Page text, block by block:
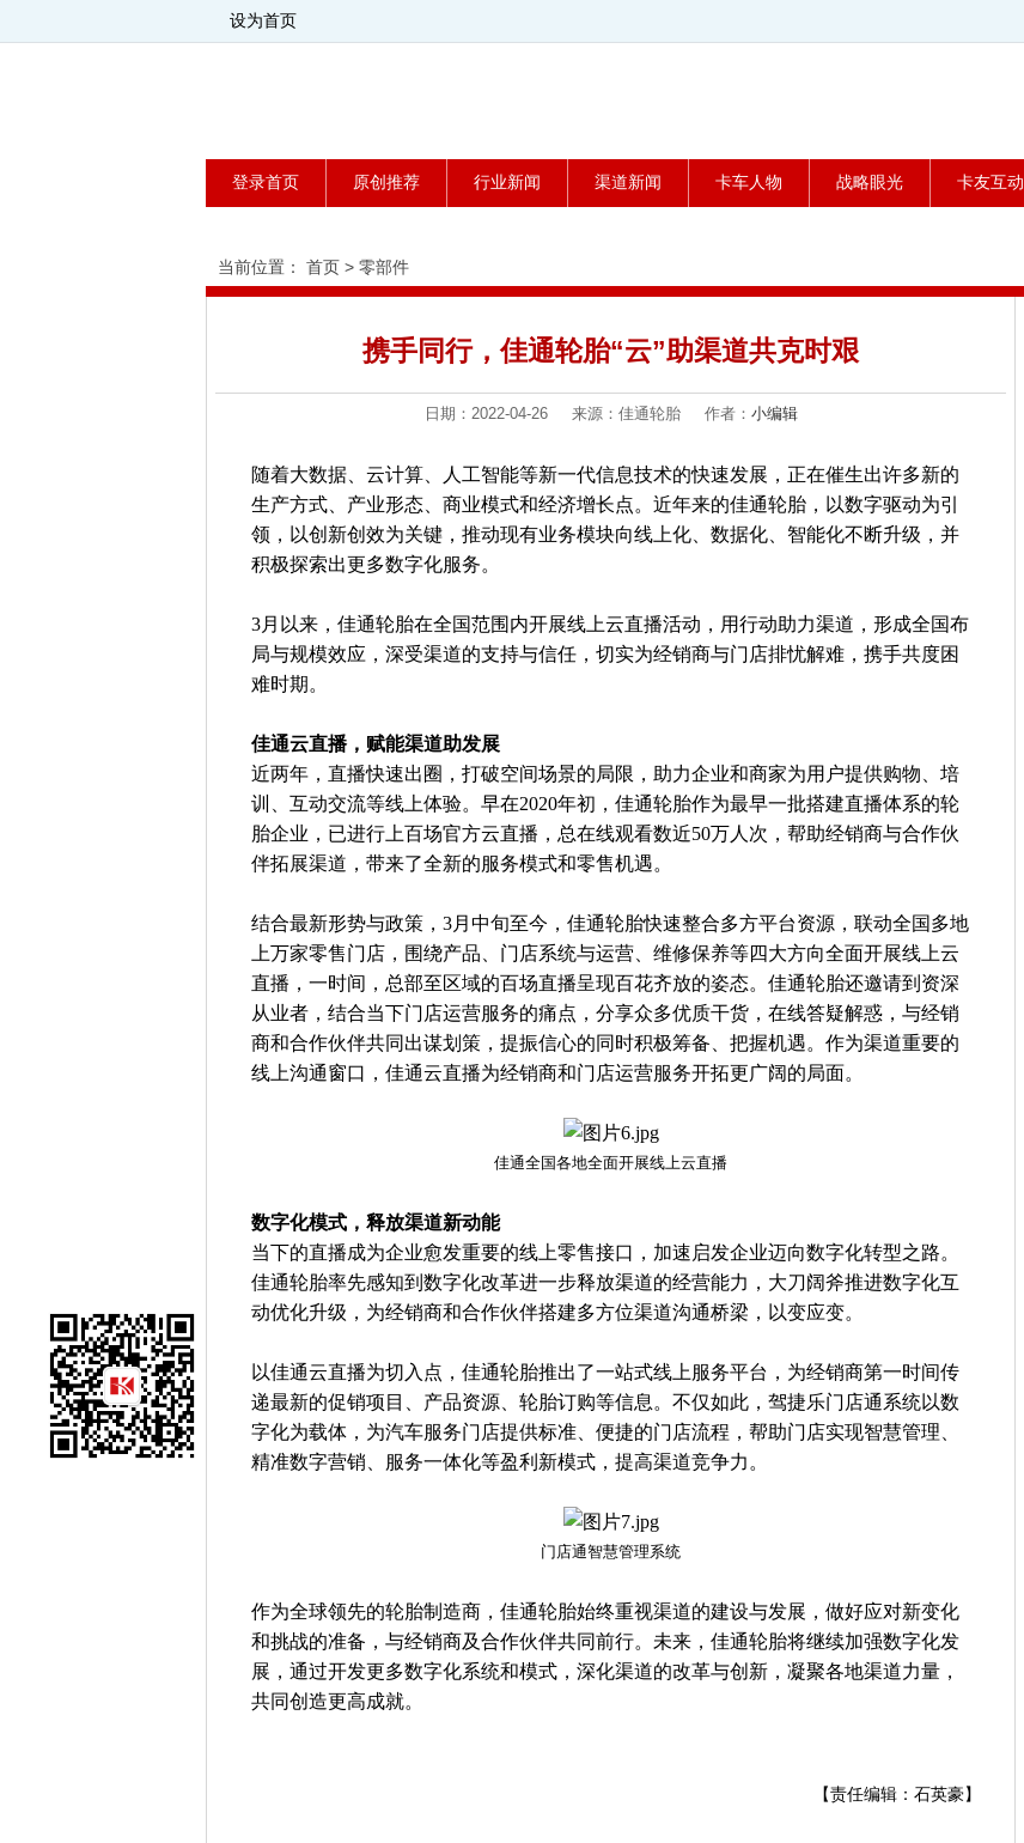
设为首页
登录首页 原创推荐 行业新闻 渠道新闻 卡车人物 战略眼光 卡友互动
当前位置： 首页 > 零部件
携手同行，佳通轮胎“云”助渠道共克时艰
日期：2022-04-26 来源：佳通轮胎 作者： 小编辑
随着大数据、云计算、人工智能等新一代信息技术的快速发展，正在催生出许多新的
生产方式、产业形态、商业模式和经济增长点。近年来的佳通轮胎，以数字驱动为引
领，以创新创效为关键，推动现有业务模块向线上化、数据化、智能化不断升级，并
积极探索出更多数字化服务。
3月以来，佳通轮胎在全国范围内开展线上云直播活动，用行动助力渠道，形成全国布
局与规模效应，深受渠道的支持与信任，切实为经销商与门店排忧解难，携手共度困
难时期。
佳通云直播，赋能渠道助发展
近两年，直播快速出圈，打破空间场景的局限，助力企业和商家为用户提供购物、培
训、互动交流等线上体验。早在2020年初，佳通轮胎作为最早一批搭建直播体系的轮
胎企业，已进行上百场官方云直播，总在线观看数近50万人次，帮助经销商与合作伙
伴拓展渠道，带来了全新的服务模式和零售机遇。
结合最新形势与政策，3月中旬至今，佳通轮胎快速整合多方平台资源，联动全国多地
上万家零售门店，围绕产品、门店系统与运营、维修保养等四大方向全面开展线上云
直播，一时间，总部至区域的百场直播呈现百花齐放的姿态。佳通轮胎还邀请到资深
从业者，结合当下门店运营服务的痛点，分享众多优质干货，在线答疑解惑，与经销
商和合作伙伴共同出谋划策，提振信心的同时积极筹备、把握机遇。作为渠道重要的
线上沟通窗口，佳通云直播为经销商和门店运营服务开拓更广阔的局面。
佳通全国各地全面开展线上云直播
数字化模式，释放渠道新动能
当下的直播成为企业愈发重要的线上零售接口，加速启发企业迈向数字化转型之路。
佳通轮胎率先感知到数字化改革进一步释放渠道的经营能力，大刀阔斧推进数字化互
动优化升级，为经销商和合作伙伴搭建多方位渠道沟通桥梁，以变应变。
以佳通云直播为切入点，佳通轮胎推出了一站式线上服务平台，为经销商第一时间传
递最新的促销项目、产品资源、轮胎订购等信息。不仅如此，驾捷乐门店通系统以数
字化为载体，为汽车服务门店提供标准、便捷的门店流程，帮助门店实现智慧管理、
精准数字营销、服务一体化等盈利新模式，提高渠道竞争力。
门店通智慧管理系统
作为全球领先的轮胎制造商，佳通轮胎始终重视渠道的建设与发展，做好应对新变化
和挑战的准备，与经销商及合作伙伴共同前行。未来，佳通轮胎将继续加强数字化发
展，通过开发更多数字化系统和模式，深化渠道的改革与创新，凝聚各地渠道力量，
共同创造更高成就。
【责任编辑：石英豪】